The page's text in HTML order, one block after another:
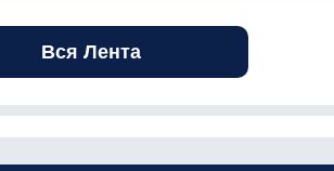
Вся Лента